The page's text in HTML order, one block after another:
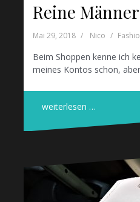
Reine
Mai 29, 2018 Nico
Beim Shoppen kenne ich
meines Kontos schon,
weiterlesen …